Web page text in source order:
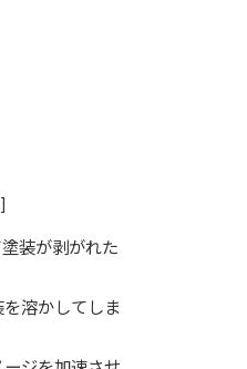
装が剥がれた
溶かしてしま